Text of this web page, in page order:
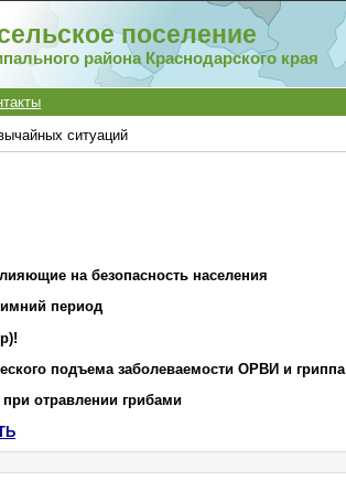
поселение
района Краснодарского края
ситуаций
на безопасность населения
период
подъема заболеваемости ОРВИ и гриппа
отравлении грибами